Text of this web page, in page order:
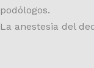
podólogos.
La anestesia del